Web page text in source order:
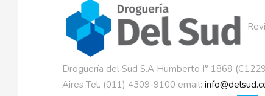
Droguería del Sud S.A Humberto I° 1868
Aires Tel. (011) 4309-9100 email: